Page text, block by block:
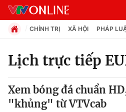
Chuyên mục
Chính trị
CHÍNH TRỊ XÃ HỘI PHÁP
Lịch trực tiếp
Xem bóng đá chuẩn
"khủng" từ VTVcab